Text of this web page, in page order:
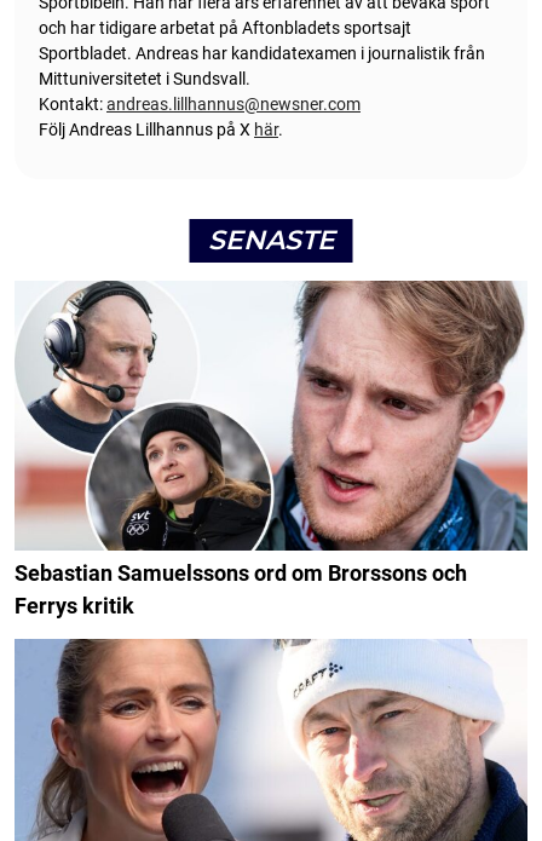
och har tidigare arbetat på Aftonbladets sportsajt
Sportbladet. Andreas har kandidatexamen i journalistik från
Mittuniversitetet i Sundsvall.
Kontakt:andreas.lillhannus@newsner.com
Följ Andreas Lillhannus på X här.
SENASTE
Sebastian Samuelssons ord om Brorssons och
Ferrys kritik